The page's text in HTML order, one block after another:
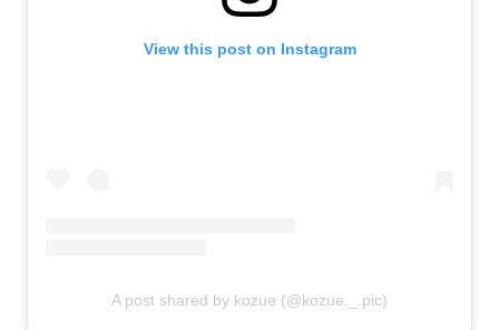
View this post on Instagram
A post shared by kozue (@kozue._.pic)